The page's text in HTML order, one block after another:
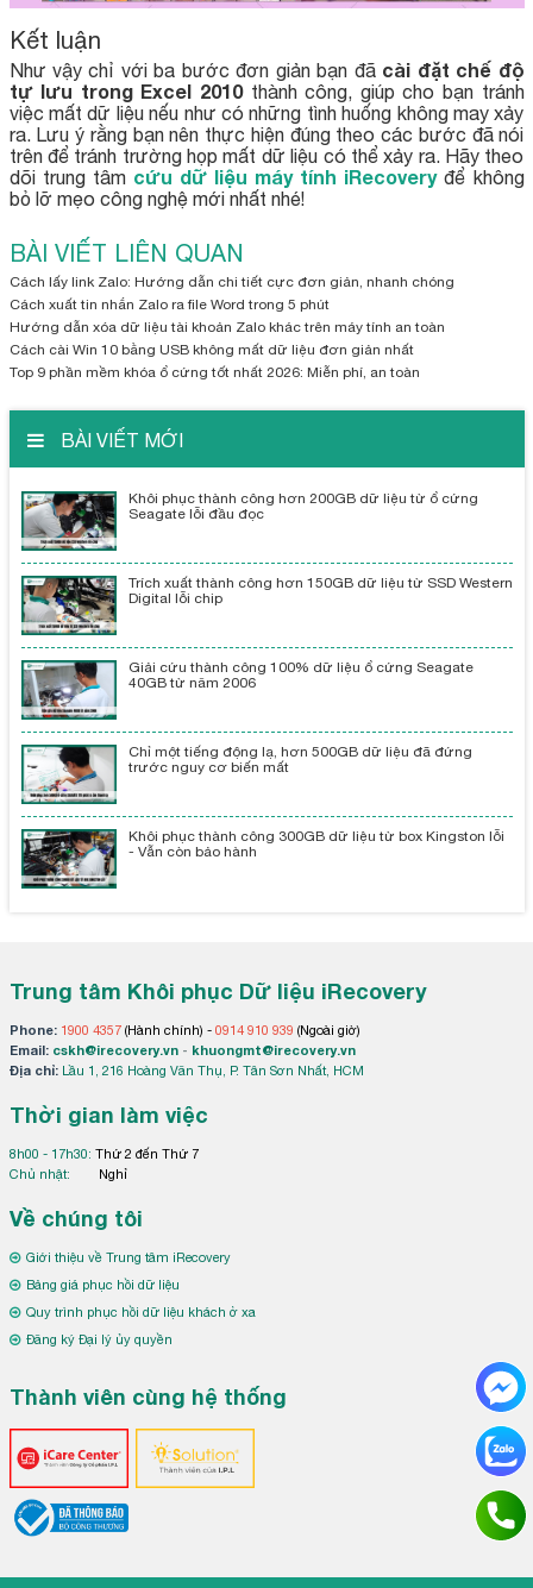
Kết luận
Như vậy chỉ với ba bước đơn giản bạn đã cài đặt chế độ
tự lưu trong Excel 2010thành công, giúp cho bạn tránh
việc mất dữ liệu nếu như có những tình huống không may xảy
ra. Lưu ý rằng bạn nên thực hiện đúng theo các bước đã nói
trên để tránh trường họp mất dữ liệu có thể xảy ra. Hãy theo
dõi trung tâm cứu dữ liệu máy tính iRecoveryđể không
bỏ lỡ mẹo công nghệ mới nhất nhé!
BÀI VIẾT LIÊN QUAN
Cách lấy link Zalo: Hướng dẫn chi tiết cực đơn giản, nhanh chóng
Cách xuất tin nhắn Zalo ra file Word trong 5 phút
Hướng dẫn xóa dữ liệu tài khoản Zalo khác trên máy tính an toàn
Cách cài Win 10 bằng USB không mất dữ liệu đơn giản nhất
Top 9 phần mềm khóa ổ cứng tốt nhất 2026: Miễn phí, an toàn
BÀI VIẾT MỚI
Khôi phục thành công hơn 200GB dữ liệu từ ổ cứng
Seagate lỗi đầu đọc
Trích xuất thành công hơn 150GB dữ liệu từ SSD Western
Digital lỗi chip
Giải cứu thành công 100% dữ liệu ổ cứng Seagate
40GB từ năm 2006
Chỉ một tiếng động lạ, hơn 500GB dữ liệu đã đứng
trước nguy cơ biến mất
Khôi phục thành công 300GB dữ liệu từ box Kingston lỗi
- Vẫn còn bảo hành
Trung tâm Khôi phục Dữ liệu iRecovery
Phone: 1900 4357(Hành chính) - 0914 910 939 (Ngoài giờ)
Email: cskh@irecovery.vn- khuongmt@irecovery.vn
Địa chỉ:
Lầu 1, 216 Hoàng Văn Thụ, P. Tân Sơn Nhất, HCM
Thời gian làm việc
8h00 - 17h30: Thứ 2 đến Thứ 7
Chủ nhật:
Nghỉ
Về chúng tôi
Giới thiệu về Trung tâm iRecovery
Bảng giá phục hồi dữ liệu
Quy trình phục hồi dữ liệu khách ở xa
Đăng ký Đại lý ủy quyền
Thành viên cùng hệ thống